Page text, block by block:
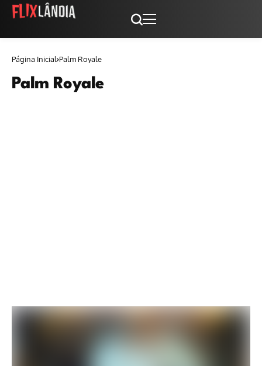
Página Inicial Palm Royale
Palm Royale